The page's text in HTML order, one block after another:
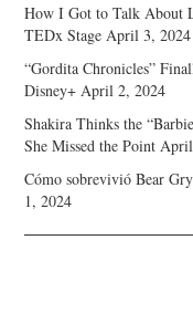
How I Got to Talk About
TEDx Stage April 3, 2024
“Gordita Chronicles”
Disney+ April 2, 2024
Shakira Thinks the
She Missed the Point
Cómo sobrevivió Bear
1, 2024